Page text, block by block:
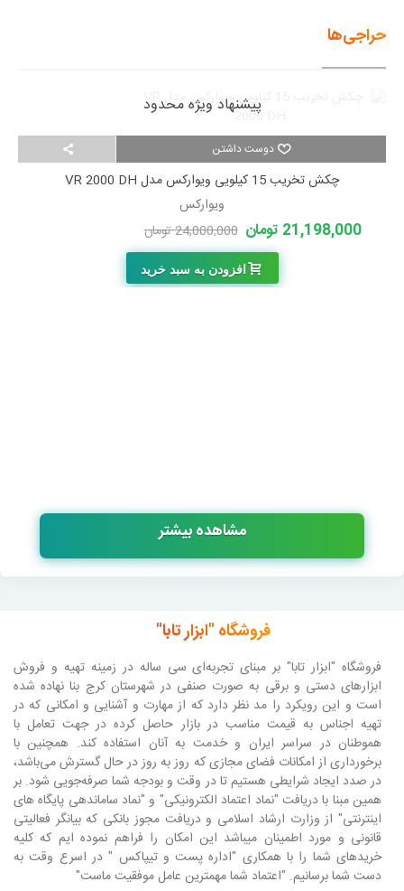
حراجی‌ها
دوست داشتن
پیشنهاد ویژه محدود
چکش تخریب 15 کیلویی ویوارکس مدل VR 2000 DH
ویوارکس
21,198,000 تومان 24,000,000 تومان
افزودن به سبد خرید
مشاهده بیشتر
فروشگاه "ابزار تابا"
فروشگاه "ابزار تابا"بر مبنای تجربه‌ای سی ساله در زمینه تهیه و فروش
ابزارهای دستی و برقی به صورت صنفی در شهرستان کرج بنا نهاده شده
است و این رویکرد را مد نظر دارد که از مهارت و آشنایی و امکانی که در
تهیه اجناس به قیمت مناسب در بازار حاصل کرده در جهت تعامل با
هموطنان در سراسر ایران و خدمت به آنان استفاده کند. همچنین با
برخورداری از امکانات فضای مجازی که روز به روز در حال گسترش می‌باشد،
در صدد ایجاد شرایطی هستیم تا در وقت و بودجه شما صرفه‌جویی شود. بر
همین مبنا با دریافت "نماد اعتماد الکترونیکی" و "نماد ساماندهی پایگاه های
اینترنتی" از وزارت ارشاد اسلامی و دریافت مجوز بانکی که بیانگر فعالیتی
قانونی و مورد اطمینان میباشد این امکان را فراهم نموده ایم که کلیه
خریدهای شما را با همکاری "اداره پست و تیپاکس " در اسرع وقت به
دست شما برسانیم. "اعتماد شما مهمترین عامل موفقیت ماست"